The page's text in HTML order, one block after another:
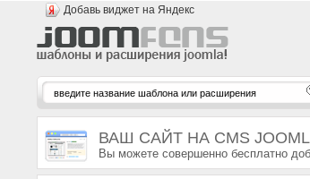
Добавь виджет на Яндекс
ВАШ САЙТ НА CMS
Вы можете совершенно бесплатно